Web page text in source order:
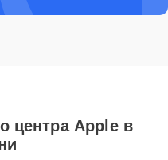
центра Apple в